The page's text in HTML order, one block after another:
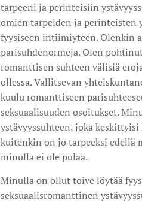
tarpeeni ja perinteisiin
omien tarpeiden ja perinteisten
fyysiseen intiimiyteen. Olenkin
parisuhdenormeja. Olen
romanttisen suhteen välisiä
ollessa. Vallitsevan
kuulu romanttiseen
seksuaalisuuden osoitukset.
ystävyyssuhteen, joka
kuitenkin on jo tarpeeksi edellä
minulla ei ole pulaa.
Minulla on ollut toive löytää
seksuaalisromanttinen